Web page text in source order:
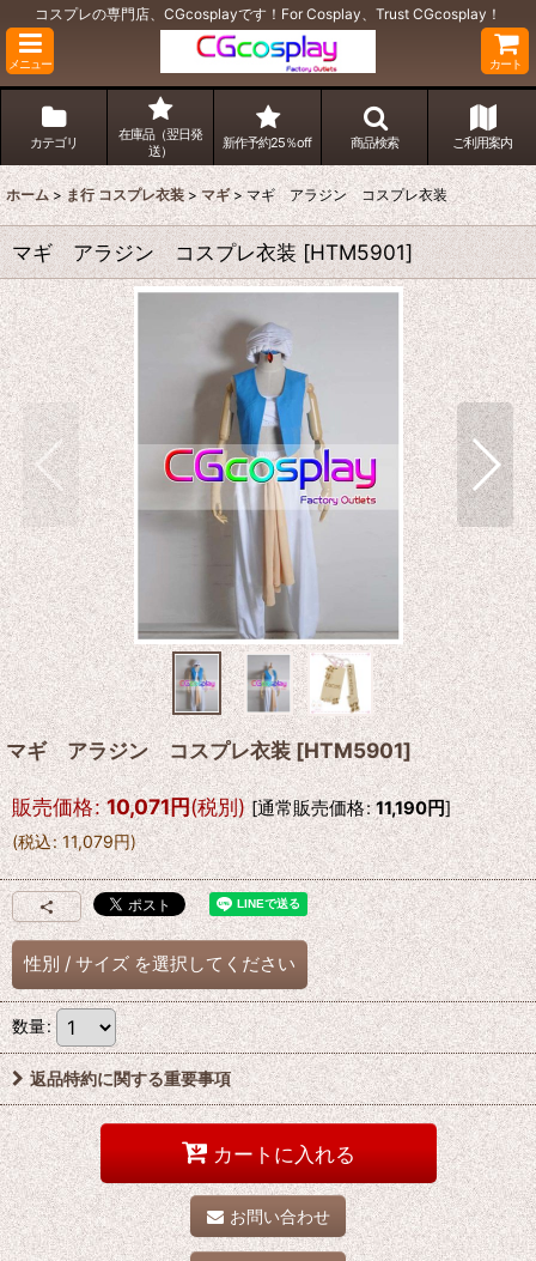
コスプレの専門店、CGcosplayです！For Cosplay、Trust CGcosplay！
メニュー カート
カテゴリ
在庫品（翌日発
送）
新作予約25％off 商品検索 ご利用案内
ホーム > ま行 コスプレ衣装 > マギ > マギ アラジン コスプレ衣装
マギ アラジン コスプレ衣装 [HTM5901]
マギ アラジン コスプレ衣装[HTM5901]
販売価格: 10,071円(税別) [通常販売価格: 11,190円]
(税込: 11,079円)
性別 / サイズ を選択してください
数量:
返品特約に関する重要事項
カートに入れる
お問い合わせ